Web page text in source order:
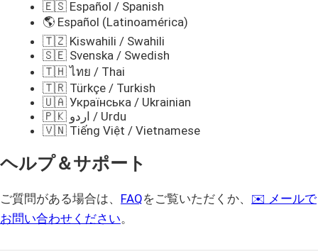
🇪🇸 Español / Spanish
🌎 Español (Latinoamérica)
🇹🇿 Kiswahili / Swahili
🇸🇪 Svenska / Swedish
🇹🇭 ไทย / Thai
🇹🇷 Türkçe / Turkish
🇺🇦 Українська / Ukrainian
🇵🇰 اردو / Urdu
🇻🇳 Tiếng Việt / Vietnamese
ヘルプ＆サポート
ご質問がある場合は、 FAQをご覧いただくか、 ✉️ メールで
お問い合わせください。